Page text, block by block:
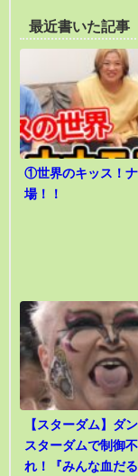
最近書いた記事
①世界のキッス！
場！！
【スターダム】ダ
スターダムで制御
れ！『みんな血だ